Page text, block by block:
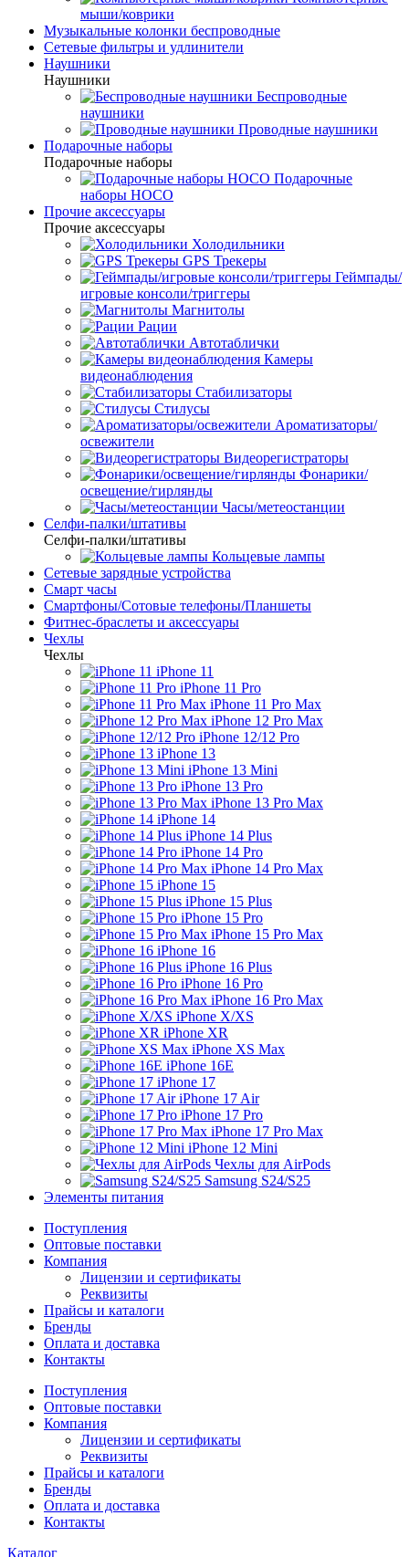
мыши/коврики
Музыкальные колонки беспроводные
Сетевые фильтры и удлинители
Наушники
Наушники
Беспроводные
наушники
Проводные наушники
Подарочные наборы
Подарочные наборы
Подарочные
наборы HOCO
Прочие аксессуары
Прочие аксессуары
Холодильники
GPS Трекеры
Геймпады/
игровые консоли/триггеры
Магнитолы
Рации
Автотаблички
Камеры
видеонаблюдения
Стабилизаторы
Стилусы
Ароматизаторы/
освежители
Видеорегистраторы
Фонарики/
освещение/гирлянды
Часы/метеостанции
Селфи-палки/штативы
Селфи-палки/штативы
Кольцевые лампы
Сетевые зарядные устройства
Смарт часы
Смартфоны/Сотовые телефоны/Планшеты
Фитнес-браслеты и аксессуары
Чехлы
Чехлы
iPhone 11
iPhone 11 Pro
iPhone 11 Pro Max
iPhone 12 Pro Max
iPhone 12/12 Pro
iPhone 13
iPhone 13 Mini
iPhone 13 Pro
iPhone 13 Pro Max
iPhone 14
iPhone 14 Plus
iPhone 14 Pro
iPhone 14 Pro Max
iPhone 15
iPhone 15 Plus
iPhone 15 Pro
iPhone 15 Pro Max
iPhone 16
iPhone 16 Plus
iPhone 16 Pro
iPhone 16 Pro Max
iPhone X/XS
iPhone XR
iPhone XS Max
iPhone 16E
iPhone 17
iPhone 17 Air
iPhone 17 Pro
iPhone 17 Pro Max
iPhone 12 Mini
Чехлы для AirPods
Samsung S24/S25
Элементы питания
Поступления
Оптовые поставки
Компания
Лицензии и сертификаты
Реквизиты
Прайсы и каталоги
Бренды
Оплата и доставка
Контакты
Поступления
Оптовые поставки
Компания
Лицензии и сертификаты
Реквизиты
Прайсы и каталоги
Бренды
Оплата и доставка
Контакты
Каталог